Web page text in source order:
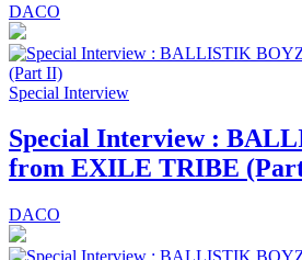
DACO
Special Interview
Special Interview :
from EXILE TRIBE
DACO